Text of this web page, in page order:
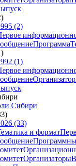
(2)
Программа
(1)
Сибири
(33)
и формат
Организаторы